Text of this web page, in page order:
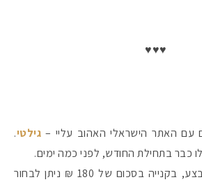
♥♥♥
האתר הישראלי האהוב עליי – גילטי.
כבר בתחילת החודש, לפני כמה ימים.
בנוסף לכל מחירי המבצע, בקנייה בסכום של 180 ₪ ניתן לבחור